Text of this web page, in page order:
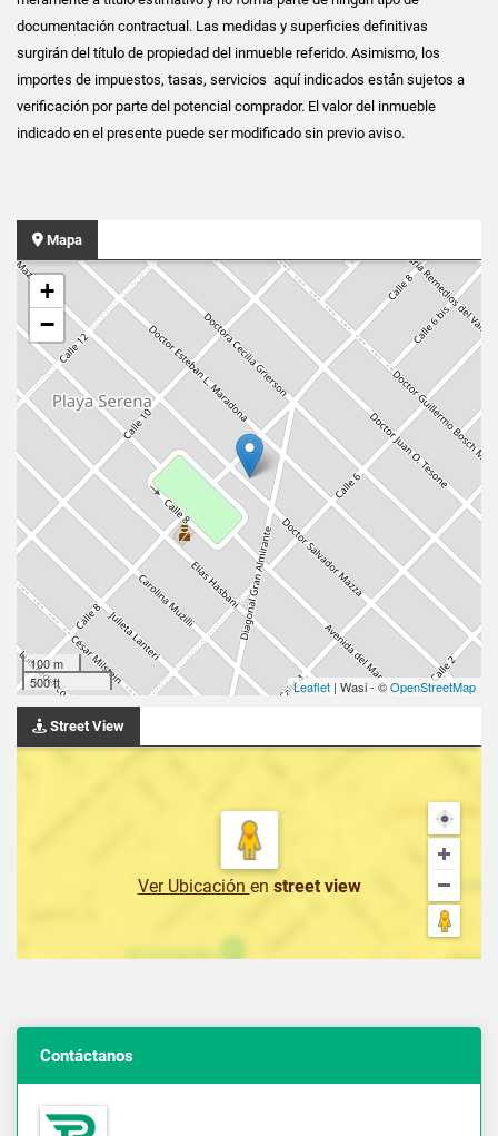
documentación contractual. Las medidas y superficies definitivas
surgirán del título de propiedad del inmueble referido. Asimismo, los
importes de impuestos, tasas, servicios aquí indicados están sujetos a
verificación por parte del potencial comprador. El valor del inmueble
indicado en el presente puede ser modificado sin previo aviso.
Mapa
+
−
100 m
500 ft
Leaflet | Wasi - ©OpenStreetMap
Street View
Ver Ubicación en street view
Contáctanos